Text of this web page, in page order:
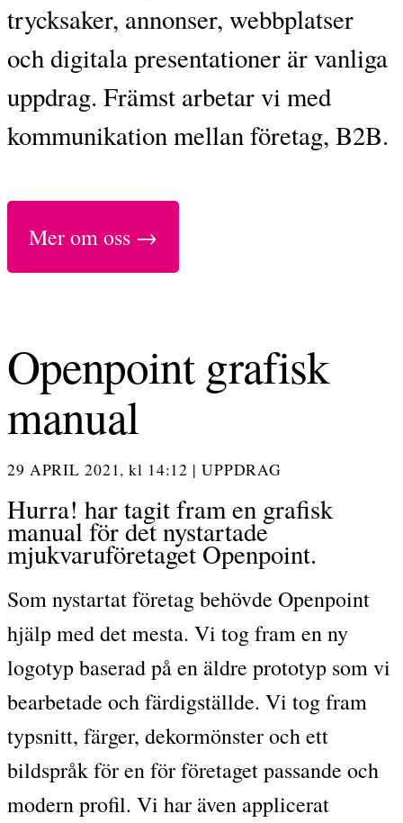
trycksaker, annonser, webbplatser
och digitala presentationer är vanliga
uppdrag. Främst arbetar vi med
kommunikation mellan företag, B2B.
Mer om oss →
Openpoint grafisk
manual
29 APRIL 2021,kl 14:12 | UPPDRAG
Hurra! har tagit fram en grafisk
manual för det nystartade
mjukvaruföretaget Openpoint.
Som nystartat företag behövde Openpoint
hjälp med det mesta. Vi tog fram en ny
logotyp baserad på en äldre prototyp som vi
bearbetade och färdigställde. Vi tog fram
typsnitt, färger, dekormönster och ett
bildspråk för en för företaget passande och
modern profil. Vi har även applicerat